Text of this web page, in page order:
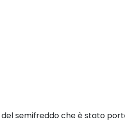
semifreddo che è stato